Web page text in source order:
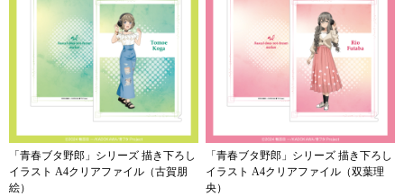
「青春ブタ野郎」シリーズ 描き下ろし
イラスト A4クリアファイル（古賀朋
絵）
「青春ブタ野郎」シリーズ 描き下ろし
イラスト A4クリアファイル（双葉理
央）